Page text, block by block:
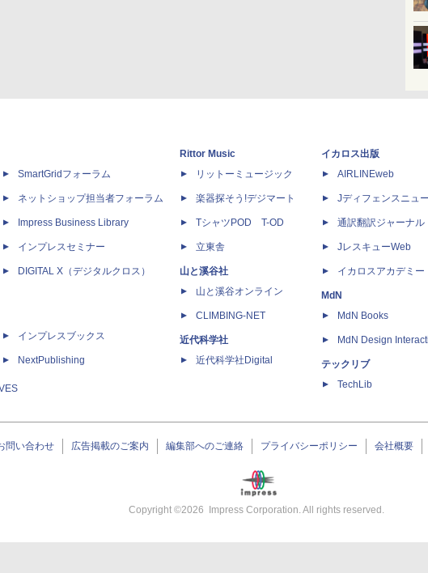
SmartGridフォーラム
ネットショップ担当者フォーラム
Impress Business Library
インプレスセミナー
DIGITAL X（デジタルクロス）
インプレスブックス
NextPublishing
Rittor Music
リットーミュージック
楽器探そう!デジマート
TシャツPOD T-OD
立東舎
山と溪谷社
山と溪谷オンライン
CLIMBING-NET
近代科学社
近代科学社Digital
イカロス出版
AIRLINEweb
Jディフェンスニュ
通訳翻訳ジャーナル
JレスキューWeb
イカロスアカデミー
MdN
MdN Books
MdN Design
テックリブ
TechLib
問い合わせ 広告掲載のご案内 編集部へのご連絡 プライバシーポリシー 会社概要
Copyright ©2026 Impress Corporation. All rights reserved.